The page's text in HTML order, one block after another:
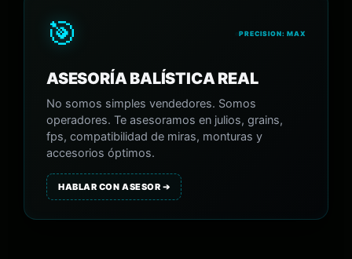
🎯 PRECISION: MAX
ASESORÍA BALÍSTICA REAL
No somos simples vendedores. Somos
operadores. Te asesoramos en julios, grains,
fps, compatibilidad de miras, monturas y
accesorios óptimos.
HABLAR CON ASESOR ➔